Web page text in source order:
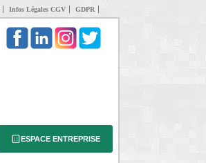
Infos Légales CGV GDPR
ESPACE ENTREPRISE